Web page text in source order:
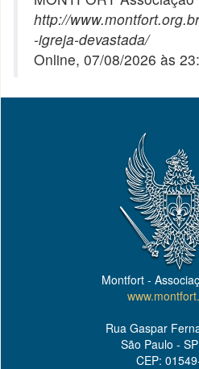
http://
-igreja-devastada/
Online, 07/08/2026 às
Montfort -
Rua Gaspar
São Paulo -
CEP: